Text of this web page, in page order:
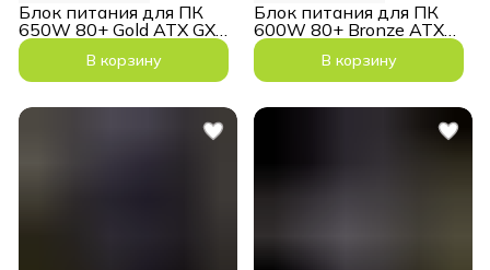
Блок питания для ПК
650W 80+ Gold ATX GX
650GF Черный
В корзину
Блок питания для ПК
600W 80+ Bronze ATX
GM 600B WH Белый
В корзину